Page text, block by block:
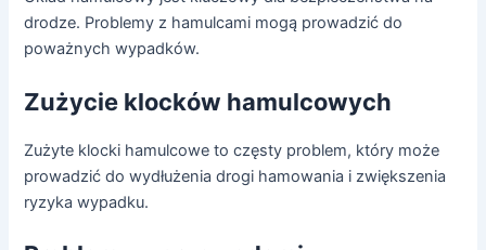
drodze. Problemy z hamulcami mogą prowadzić do
poważnych wypadków.
Zużycie klocków hamulcowych
Zużyte klocki hamulcowe to częsty problem, który może
prowadzić do wydłużenia drogi hamowania i zwiększenia
ryzyka wypadku.